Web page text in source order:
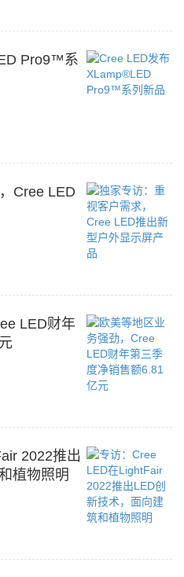
Pro9™系
Cree LED
LED财年
2022推出
植物照明